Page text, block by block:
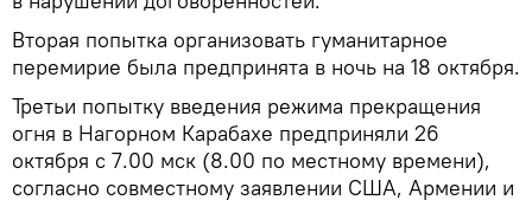
Вторая попытка организовать гуманитарное
перемирие была предпринята в ночь на 18 октября.
Третьи попытку введения режима прекращения
огня в Нагорном Карабахе предприняли 26
октября с 7.00 мск (8.00 по местному времени),
согласно совместному заявлении США, Армении и